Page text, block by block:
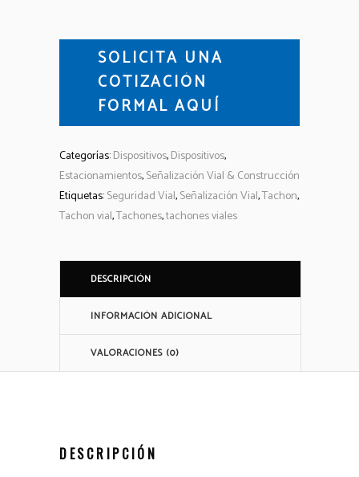
SOLICITA UNA
COTIZACIÓN
FORMAL AQUÍ
Categorías:Dispositivos,Dispositivos,
Estacionamientos,Señalización Vial & Construcción
Etiquetas:Seguridad Vial,Señalización Vial,Tachon,
Tachon vial,Tachones,tachones viales
DESCRIPCIÓN
INFORMACIÓN ADICIONAL
VALORACIONES (0)
DESCRIPCIÓN